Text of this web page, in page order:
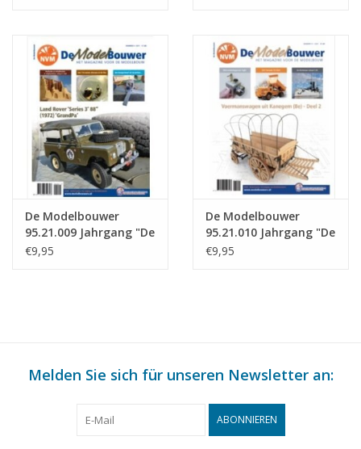
De Modelbouwer
95.21.009 Jahrgang "De
Modelbouwer"
€9,95
De Modelbouwer
95.21.010 Jahrgang "De
Modelbouwer"
€9,95
Melden Sie sich für unseren Newsletter an:
ABONNIEREN